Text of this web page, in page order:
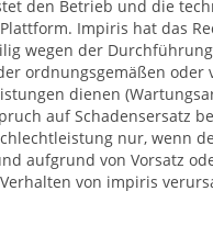
den Betrieb und die
Impiris hat das
wegen der
ordnungsgemäßen oder
dienen
auf Schadensersatz
nur, wenn
aufgrund von Vorsatz
von impiris